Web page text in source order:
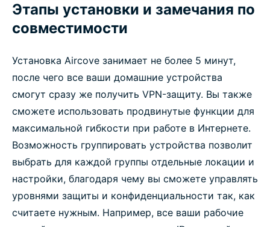
Этапы установки и замечания по
совместимости
Установка Aircove занимает не более 5 минут,
после чего все ваши домашние устройства
смогут сразу же получить VPN-защиту. Вы также
сможете использовать продвинутые функции для
максимальной гибкости при работе в Интернете.
Возможность группировать устройства позволит
выбрать для каждой группы отдельные локации и
настройки, благодаря чему вы сможете управлять
уровнями защиты и конфиденциальности так, как
считаете нужным. Например, все ваши рабочие